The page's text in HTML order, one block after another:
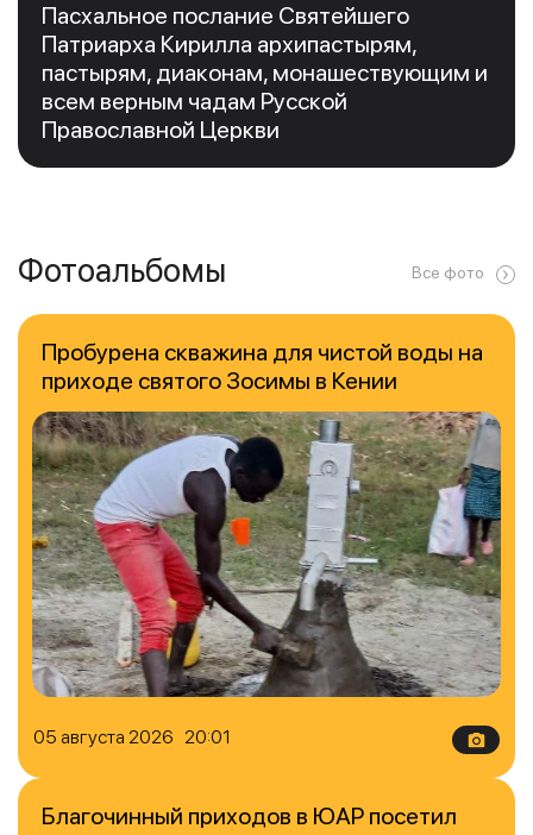
Пасхальное послание Святейшего
Патриарха Кирилла архипастырям,
пастырям, диаконам, монашествующим и
всем верным чадам Русской
Православной Церкви
Фотоальбомы Все фото
05 августа 2026 20:01
Пробурена скважина для чистой воды на
приходе святого Зосимы в Кении
Благочинный приходов в ЮАР посетил